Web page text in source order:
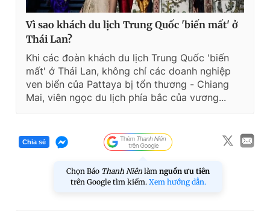
Vì sao khách du lịch Trung Quốc 'biến mất' ở
Thái Lan?
Khi các đoàn khách du lịch Trung Quốc 'biến
mất' ở Thái Lan, không chỉ các doanh nghiệp
ven biển của Pattaya bị tổn thương - Chiang
Mai, viên ngọc du lịch phía bắc của vương...
Chia sẻ
Chọn Báo Thanh Niên làm nguồn ưu tiên
trên Google tìm kiếm. Xem hướng dẫn.